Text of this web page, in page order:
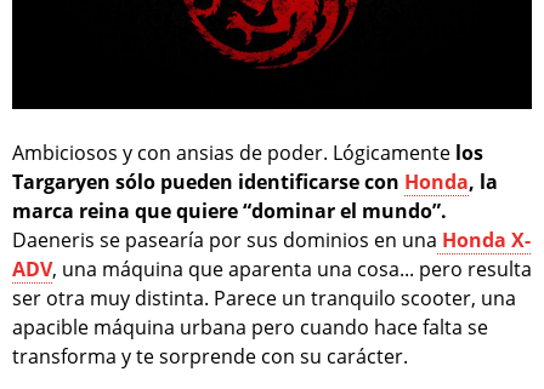
Ambiciosos y con ansias de poder. Lógicamente los
Targaryen sólo pueden identificarse con Honda, la
marca reina que quiere “dominar el mundo”.
Daeneris se pasearía por sus dominios en una Honda X-
ADV, una máquina que aparenta una cosa... pero resulta
ser otra muy distinta. Parece un tranquilo scooter, una
apacible máquina urbana pero cuando hace falta se
transforma y te sorprende con su carácter.